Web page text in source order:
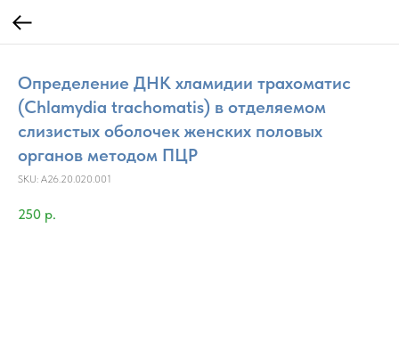
Определение ДНК хламидии трахоматис
(Chlamydia trachomatis) в отделяемом
слизистых оболочек женских половых
органов методом ПЦР
SKU: A26.20.020.001
250 р.